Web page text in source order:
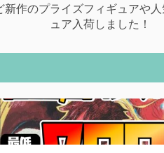
新作のプライズフィギュアや
ュア入荷しました！